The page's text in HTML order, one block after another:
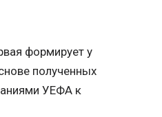
формирует у
полученных
УЕФА к